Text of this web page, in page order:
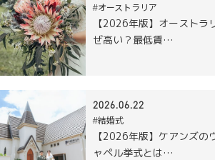
#オーストラリア
【2026年版】オーストラ
ぜ高い？最低賃…
2026.06.22
#結婚式
【2026年版】ケアンズの
ャペル挙式とは…